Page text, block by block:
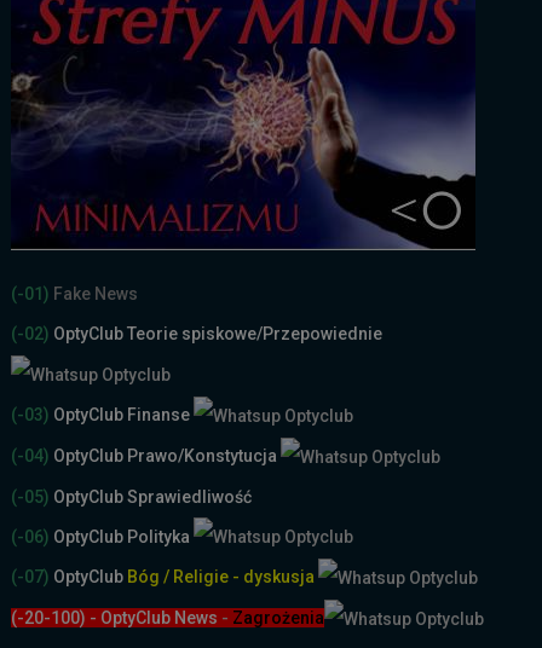
(-01) Fake News
(-02) OptyClub Teorie spiskowe/Przepowiednie
(-03) OptyClub Finanse
(-04) OptyClub Prawo/Konstytucja
(-05) OptyClub Sprawiedliwość
(-06) OptyClub Polityka
(-07) OptyClub Bóg / Religie - dyskusja
(-20-100) - OptyClub News - Zagrożenia